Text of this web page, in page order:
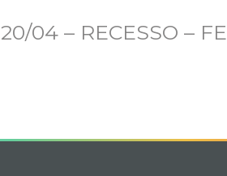
20/04 – RECESSO –